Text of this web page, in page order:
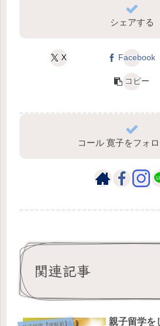
シェアする
X Facebook
コピー
コール 寛子をフォ
関連記事
親子留学を